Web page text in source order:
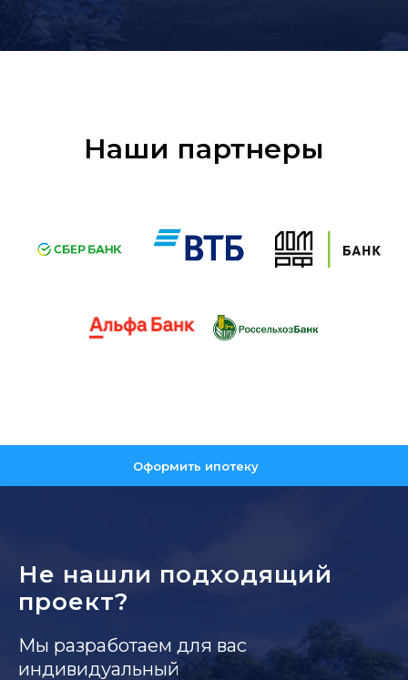
Наши партнеры
Оформить ипотеку
Не нашли подходящий
проект?
Мы разработаем для вас
индивидуальный